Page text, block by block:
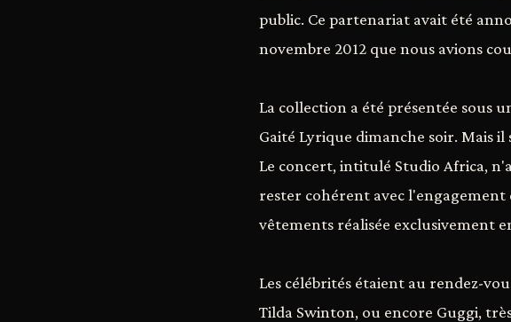
public. Ce partenariat avait été
novembre 2012 que nous avions
La collection a été présentée sous
Gaité Lyrique dimanche soir. Mais
Le concert, intitulé Studio Africa,
rester cohérent avec l'engagement
vêtements réalisée exclusivement
Les célébrités étaient au rendez-
Tilda Swinton, ou encore Guggi,